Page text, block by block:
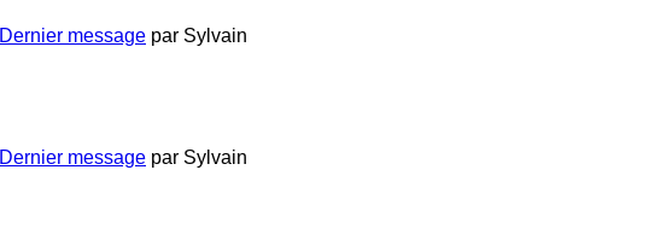
Dernier message par Sylvain
Dernier message par Sylvain